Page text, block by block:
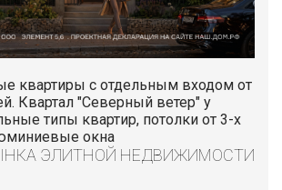
квартиры с отдельным входом от
Квартал "Северный ветер" у
типы квартир, потолки от 3-х
окна
ЭЛИТНОЙ НЕДВИЖИМОСТИ